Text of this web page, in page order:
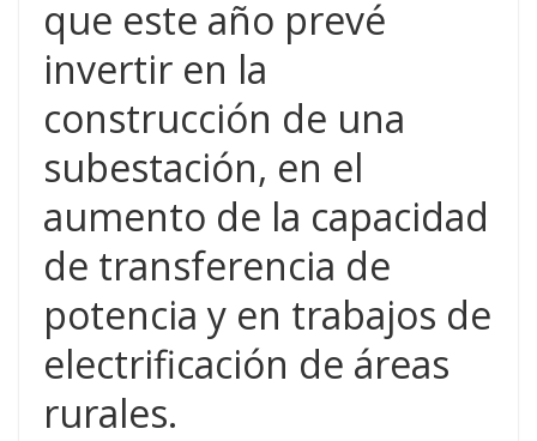
que este año prevé
invertir en la
construcción de una
subestación, en el
aumento de la capacidad
de transferencia de
potencia y en trabajos de
electrificación de áreas
rurales.